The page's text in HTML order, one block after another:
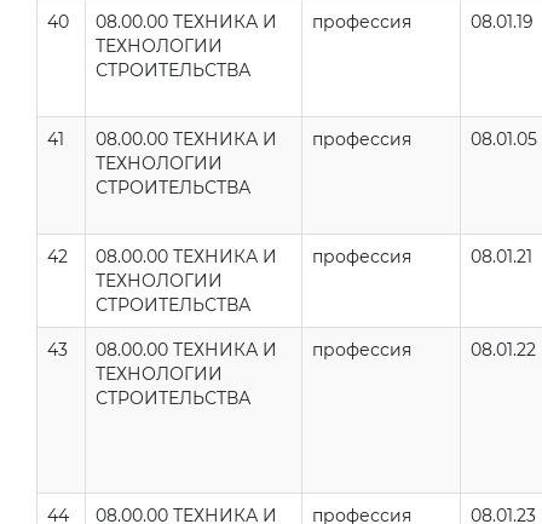
40
08.00.00 ТЕХНИКА И
ТЕХНОЛОГИИ
СТРОИТЕЛЬСТВА
профессия 08.01.19
41
08.00.00 ТЕХНИКА И
ТЕХНОЛОГИИ
СТРОИТЕЛЬСТВА
профессия 08.01.05
42
08.00.00 ТЕХНИКА И
ТЕХНОЛОГИИ
СТРОИТЕЛЬСТВА
профессия 08.01.21
43
08.00.00 ТЕХНИКА И
ТЕХНОЛОГИИ
СТРОИТЕЛЬСТВА
профессия 08.01.22
44
08.00.00 ТЕХНИКА И
профессия 08.01.23